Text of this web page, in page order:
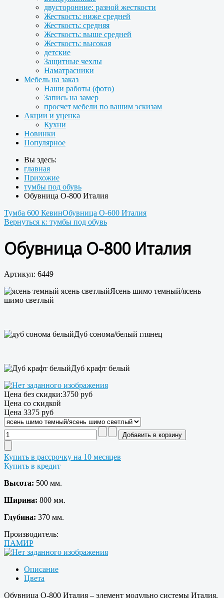
двусторонние: разной жесткости
Жесткость: ниже средней
Жесткость: средняя
Жесткость: выше средней
Жесткость: высокая
детские
Защитные чехлы
Наматрасники
Мебель на заказ
Наши работы (фото)
Запись на замер
просчет мебели по вашим эскизам
Акции и уценка
Кухни
Новинки
Популярное
Вы здесь:
главная
Прихожие
тумбы под обувь
Обувница О-800 Италия
Тумба 600 КевинОбувница О-600 Италия
Вернуться к: тумбы под обувь
Обувница О-800 Италия
Артикул: 6449
Ясень шимо темный/ясень
шимо светлый
Дуб сонома/белый глянец
Дуб крафт белый
Цена без скидки:3750 руб
Цена со скидкой
Цена 3375 руб
Купить в рассрочку на 10 месяцев
Купить в кредит
Высота: 500 мм.
Ширина: 800 мм.
Глубина: 370 мм.
Производитель:
ПАМИР
Описание
Цвета
Обувница О-800 Италия – элемент модульно системы Италия.